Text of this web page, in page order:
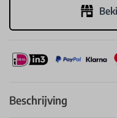
Beschrijving